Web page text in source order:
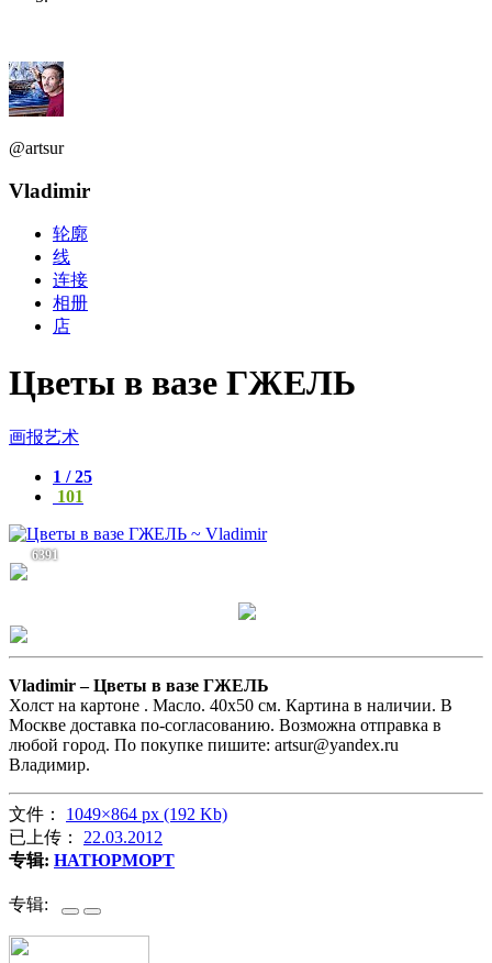
@artsur
Vladimir
轮廓
线
连接
相册
店
Цветы в вазе ГЖЕЛЬ
画报艺术
1 / 25
101
6391
Vladimir –Цветы в вазе ГЖЕЛЬ
Холст на картоне . Масло. 40х50 см. Картина в наличии. В
Москве доставка по-согласованию. Возможна отправка в
любой город. По покупке пишите: artsur@yandex.ru
Владимир.
文件： 1049×864 px (192 Kb)
已上传： 22.03.2012
专辑: НАТЮРМОРТ
专辑: